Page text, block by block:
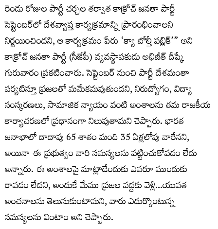
రెండు రోజుల పార్టీ చర్చల తర్వాత కాక్రోచ్ జనతా పార్టీ
సెప్టెంబర్‌లో దేశవ్యాప్త కార్యక్రమాన్ని ప్రారంభించాలని
నిర్ణయించిందని, ఆ కార్యక్రమం పేరు ‘క్యా బోల్తీ పబ్లిక్’” అని
కాక్రోచ్ జనతా పార్టీ (సీజేపీ) వ్యవస్థాపకుడు అభిజీత్ దీప్కే
గురువారం ప్రకటించారు. సెప్టెంబర్ నుంచి పార్టీ దేశమంతా
పర్యటిస్తూ ప్రజలతో మమేకమవుతుందని, నిరుద్యోగం, విద్యా
సంస్కరణలు, సామాజిక న్యాయం వంటి అంశాలను తమ రాజకీయ
కార్యాచరణలో ప్రధానంగా నిలుపుతామని చెప్పారు. భారత
జనాభాలో దాదాపు 65 శాతం మంది 35 ఏళ్లలోపు వారేనని,
అయినా ఈ ప్రభుత్వం వారి సమస్యలను పట్టించుకోవడం లేదు
అన్నారు. ఈ అంశాలపై మాట్లాడేందుకు ఎవరూ ముందుకు
రావడం లేదని, అందుకే మేము ప్రజల వద్దకు వెళ్లి…యువత
అంచనాలను తెలుసుకుంటామని, వారు ఎదుర్కొంటున్న
సమస్యలను వింటాం అని చెప్పారు.